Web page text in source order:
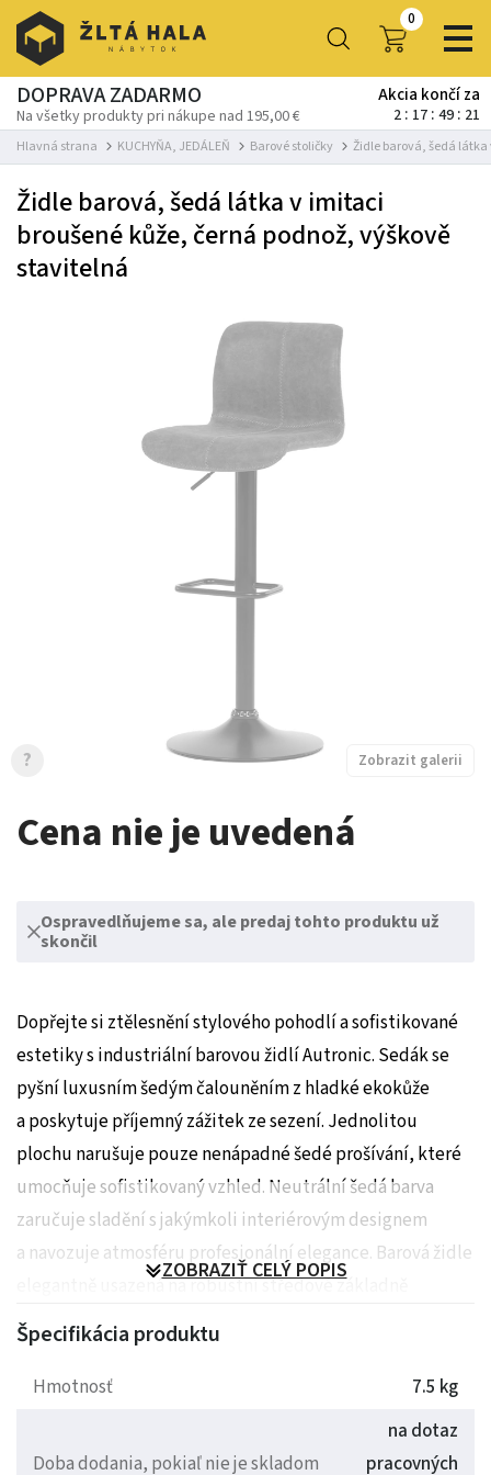
0
DOPRAVA ZADARMO
Na všetky produkty pri nákupe nad 195,00 €
Akcia končí za
2 17 49 20
Hlavná strana KUCHYŇA, JEDÁLEŇ Barové stoličky Židle barová, šedá
Cena nie je uvedená
Ospravedlňujeme sa, ale predaj tohto produktu už
skončil
Židle barová, šedá látka v imitaci
broušené kůže, černá podnož, výškově
stavitelná
Zobrazit galerii
?
Dopřejte si ztělesnění stylového pohodlí a sofistikované
estetiky s industriální barovou židlí Autronic. Sedák se
pyšní luxusním šedým čalouněním z hladké ekokůže
a poskytuje příjemný zážitek ze sezení. Jednolitou
plochu narušuje pouze nenápadné šedé prošívání, které
umocňuje sofistikovaný vzhled. Neutrální šedá barva
zaručuje sladění s jakýmkoli interiérovým designem
a navozuje atmosféru profesionální elegance. Barová židle
elegantně usazená na robustní středové základně
vyzařuje šarm minimalismu. Je vyrobena z odolného kovu
a elegantní černé nohy zajišťují odolnost a stabilitu.
Ideální kombinace řemeslného zpracování a designového
nábytku do módního stylu. Barová stolička Autronic
ZOBRAZIŤ CELÝ POPIS
Špecifikácia produktu
Hmotnosť 7.5 kg
Doba dodania, pokiaľ nie je skladom
na dotaz
pracovných